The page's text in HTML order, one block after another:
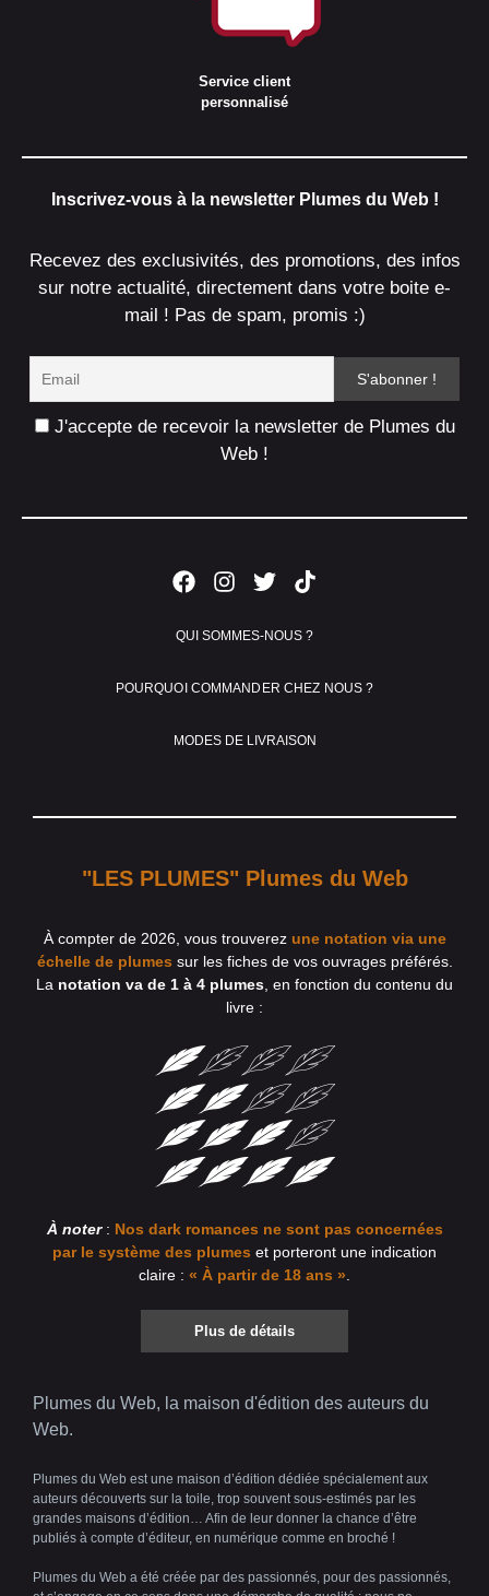
Service client
personnalisé
Inscrivez-vous à la newsletter Plumes du Web !
Recevez des exclusivités, des promotions, des infos
sur notre actualité, directement dans votre boite e-
mail ! Pas de spam, promis :)
J'accepte de recevoir la newsletter de Plumes du
Web !
QUI SOMMES-NOUS ?
POURQUOI COMMANDER CHEZ NOUS ?
MODES DE LIVRAISON
"LES PLUMES" Plumes du Web
À compter de 2026, vous trouverez une notation via une
échelle de plumes sur les fiches de vos ouvrages préférés.
La notation va de 1 à 4 plumes , en fonction du contenu du
livre :
À noter: Nos dark romances ne sont pas concernées
par le système des plumes et porteront une indication
claire : « À partir de 18 ans »
Plus de détails
Plumes du Web, la maison d'édition des auteurs du
Web.
Plumes du Web est une maison d’édition dédiée spécialement aux
auteurs découverts sur la toile, trop souvent sous-estimés par les
grandes maisons d’édition… Afin de leur donner la chance d’être
publiés à compte d’éditeur, en numérique comme en broché !
Plumes du Web a été créée par des passionnés, pour des passionnés,